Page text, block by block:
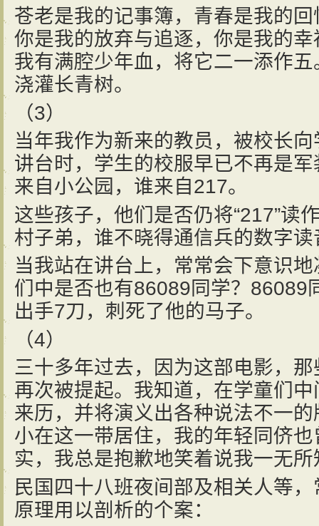
苍老是我的记事簿，青春是我的回
你是我的放弃与追逐，你是我的
我有满腔少年血，将它二一添作
浇灌长青树。
（3）
当年我作为新来的教员，被校长
讲台时，学生的校服早已不再是
来自小公园，谁来自217。
这些孩子，他们是否仍将“217”读
村子弟，谁不晓得通信兵的数字
当我站在讲台上，常常会下意识
们中是否也有86089同学？86089
出手7刀，刺死了他的马子。
（4）
三十多年过去，因为这部电影，
再次被提起。我知道，在学童们
来历，并将演义出各种说法不一
小在这一带居住，我的年轻同侪
实，我总是抱歉地笑着说我一无所
民国四十八班夜间部及相关人等
原理用以剖析的个案：